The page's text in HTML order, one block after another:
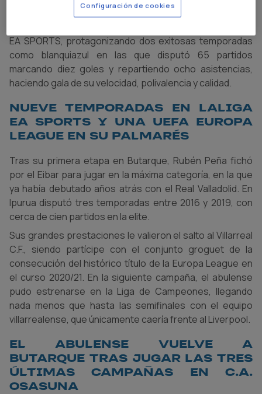
llegó en 2014 procedente del Guijuelo y se convirtió en
EA SPORTS, protagonizando dos exitosas temporadas
como blanquiazul en las que disputó 65 partidos
marcando diez goles y repartiendo ocho asistencias,
haciendo gala de su velocidad, polivalencia y calidad.
Nueve temporadas en LALIGA
EA SPORTS y una UEFA Europa
League en su palmarés
Tras su primera etapa en Butarque, Rubén Peña fichó
por el Eibar para jugar en la máxima categoría, en la que
ya había debutado años atrás con el Real Valladolid. En
Ipurua disputó tres temporadas entre 2016 y 2019, con
cerca de cien partidos en la elite.
Sus grandes prestaciones le valieron el salto al Villarreal
C.F., siendo partícipe con el conjunto groguet de la
consecución del histórico título de la Europa League en
el curso 2020/21. En la siguiente campaña, el abulense
pudo estrenarse en la Liga de Campeones, llegando
nada menos que hasta las semifinales con el equipo
villarrealense, que únicamente caería frente al Liverpool.
El abulense vuelve a
Butarque tras jugar las tres
últimas campañas en C.A.
Osasuna
Configuración de cookies